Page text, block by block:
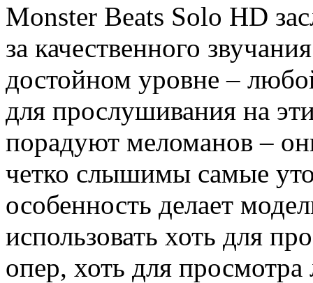
Monster Beats Solo HD
за качественного
достойном уровне ‒
для прослушивания на
порадуют меломанов ‒
четко слышимы самые
особенность делает
использовать хоть для
опер, хоть для